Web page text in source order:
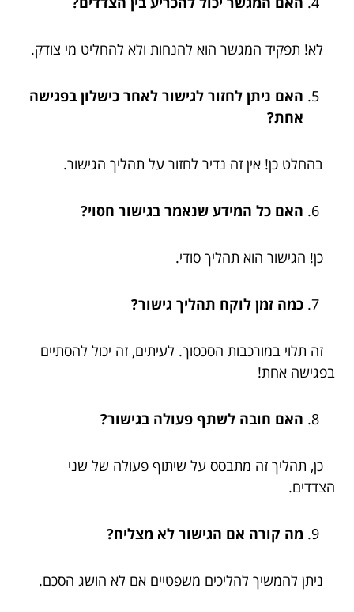
לא! תפקיד המגשר הוא להנחות ולא להחליט מי צודק.
האם ניתן לחזור לגישור לאחר כישלון בפגישה
אחת?
בהחלט כן! אין זה נדיר לחזור על תהליך הגישור.
האם כל המידע שנאמר בגישור חסוי?
כן! הגישור הוא תהליך סודי.
כמה זמן לוקח תהליך גישור?
זה תלוי במורכבות הסכסוך. לעיתים, זה יכול להסתיים
בפגישה אחת!
האם חובה לשתף פעולה בגישור?
כן, תהליך זה מתבסס על שיתוף פעולה של שני
הצדדים.
מה קורה אם הגישור לא מצליח?
ניתן להמשיך להליכים משפטיים אם לא הושג הסכם.